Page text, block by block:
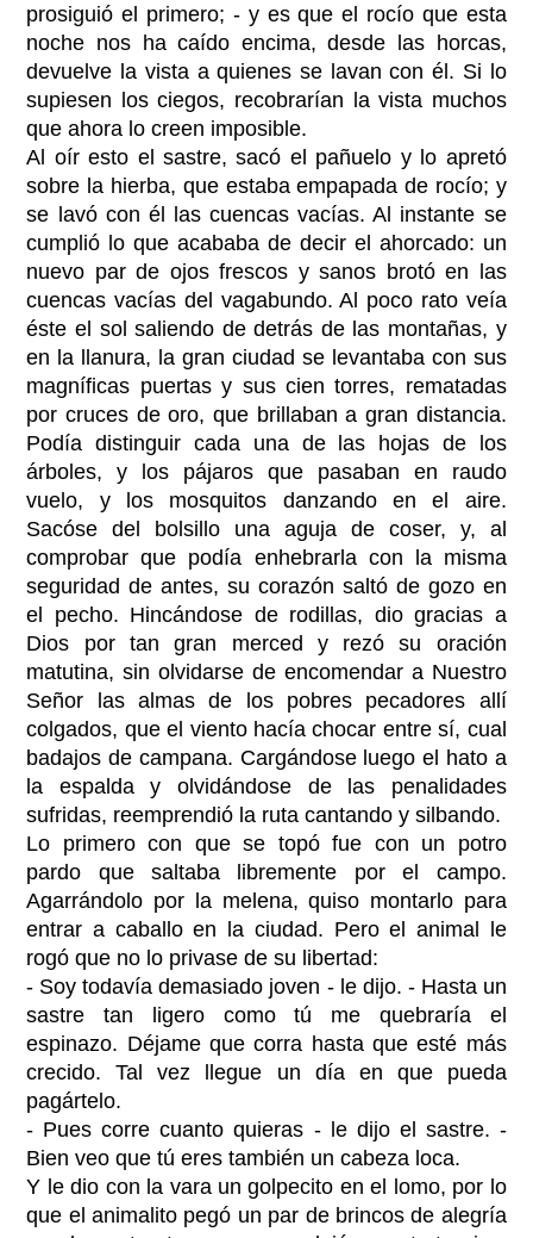
prosiguió el primero; - y es que el rocío que esta
noche nos ha caído encima, desde las horcas,
devuelve la vista a quienes se lavan con él. Si lo
supiesen los ciegos, recobrarían la vista muchos
que ahora lo creen imposible.
Al oír esto el sastre, sacó el pañuelo y lo apretó
sobre la hierba, que estaba empapada de rocío; y
se lavó con él las cuencas vacías. Al instante se
cumplió lo que acababa de decir el ahorcado: un
nuevo par de ojos frescos y sanos brotó en las
cuencas vacías del vagabundo. Al poco rato veía
éste el sol saliendo de detrás de las montañas, y
en la llanura, la gran ciudad se levantaba con sus
magníficas puertas y sus cien torres, rematadas
por cruces de oro, que brillaban a gran distancia.
Podía distinguir cada una de las hojas de los
árboles, y los pájaros que pasaban en raudo
vuelo, y los mosquitos danzando en el aire.
Sacóse del bolsillo una aguja de coser, y, al
comprobar que podía enhebrarla con la misma
seguridad de antes, su corazón saltó de gozo en
el pecho. Hincándose de rodillas, dio gracias a
Dios por tan gran merced y rezó su oración
matutina, sin olvidarse de encomendar a Nuestro
Señor las almas de los pobres pecadores allí
colgados, que el viento hacía chocar entre sí, cual
badajos de campana. Cargándose luego el hato a
la espalda y olvidándose de las penalidades
sufridas, reemprendió la ruta cantando y silbando.
Lo primero con que se topó fue con un potro
pardo que saltaba libremente por el campo.
Agarrándolo por la melena, quiso montarlo para
entrar a caballo en la ciudad. Pero el animal le
rogó que no lo privase de su libertad:
- Soy todavía demasiado joven - le dijo. - Hasta un
sastre tan ligero como tú me quebraría el
espinazo. Déjame que corra hasta que esté más
crecido. Tal vez llegue un día en que pueda
pagártelo.
- Pues corre cuanto quieras - le dijo el sastre. -
Bien veo que tú eres también un cabeza loca.
Y le dio con la vara un golpecito en el lomo, por lo
que el animalito pegó un par de brincos de alegría